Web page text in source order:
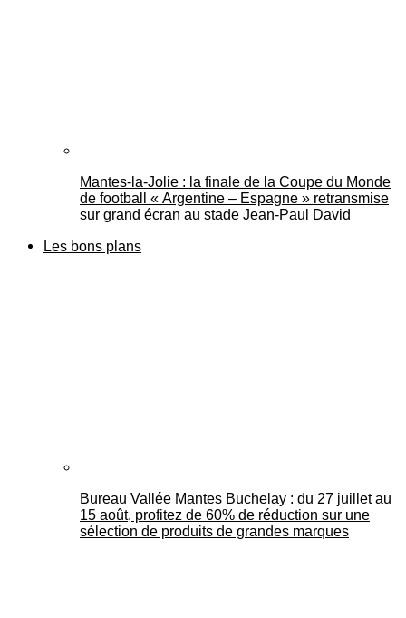
Mantes-la-Jolie : la finale de la Coupe du Monde
de football « Argentine – Espagne » retransmise
sur grand écran au stade Jean-Paul David
Les bons plans
Bureau Vallée Mantes Buchelay : du 27 juillet au
15 août, profitez de 60% de réduction sur une
sélection de produits de grandes marques